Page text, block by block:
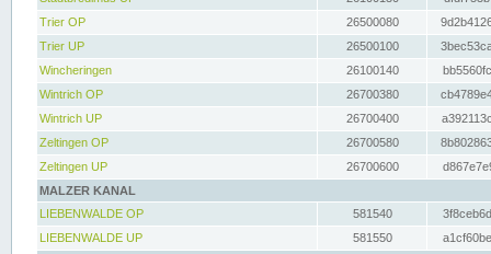
Trier OP
26500080
Trier UP
26500100
Wincheringen
26100140
Wintrich OP
26700380
Wintrich UP
26700400
Zeltingen OP
26700580
Zeltingen UP
26700600
MALZER KANAL
LIEBENWALDE OP
581540
LIEBENWALDE UP
581550